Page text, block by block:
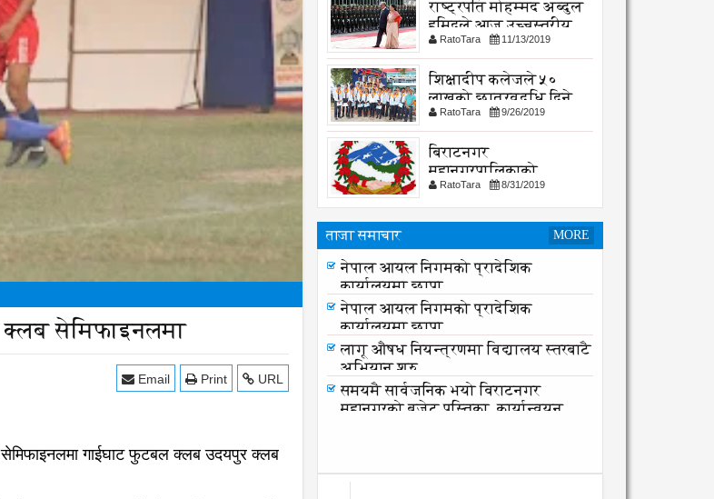
सेमिफाइनलमा
URL
Print
Email
सेमिफाइनलमा गाईघाट फुटबल क्लब उदयपुर क्लब
राष्ट्रपति मोहम्मद अब्दुल
हमिदले आज उच्चस्तरीय
भेटवार्ता गर्नु हुदै,
RatoTara 11/13/2019
शिक्षादीप कलेजले ५०
लाखको छात्रवृद्धि दिने
घोषणा
RatoTara 9/26/2019
बिराटनगर
महानगरपालिकाको
सार्वजनिक -सुचना
RatoTara 8/31/2019
ताजा समाचार MORE
लागू औषध नियन्त्रणमा विद्यालय स्तरबाटै
अभियान शुरु
नेपाल आयल निगमको प्रादेशिक
कार्यालयमा छापा
नेपाल आयल निगमको प्रादेशिक
कार्यालयमा छापा
लागू औषध नियन्त्रणमा विद्यालय स्तरबाटै
अभियान शुरु
समयमै सार्वजनिक भयो विराटनगर
महानगरको बजेट पुस्तिका, कार्यान्वयन